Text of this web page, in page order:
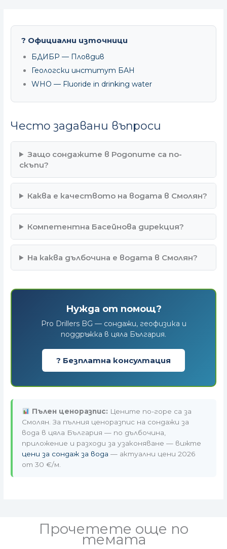
? Официални източници
БДИБР — Пловдив
Геологски институт БАН
WHO — Fluoride in drinking water
Често задавани въпроси
Защо сондажите в Родопите са по-
скъпи?
Каква е качеството на водата в Смолян?
Компетентна Басейнова дирекция?
На каква дълбочина е водата в Смолян?
Нужда от помощ?
Pro Drillers BG — сондажи, геофизика и
поддръжка в цяла България.
? Безплатна консултация
Пълен ценоразпис: Цените по-горе са за
Смолян. За пълния ценоразпис на сондажи за
вода в цяла България — по дълбочина,
приложение и разходи за узаконяване — вижте
цени за сондаж за вода — актуални цени 2026
от 30 €/м.
Прочетете още по
темата